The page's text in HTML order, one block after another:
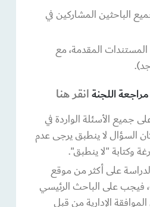
الباحثين المشاركين في
المقدمة، مع
انقر هنا
جميع الأسئلة الواردة في
السؤال لا ينطبق يرجى عدم
وكتابة "لا ينطبق".
على أكثر من موقع
فيجب على الباحث الرئيسي
الإدارية من قبل